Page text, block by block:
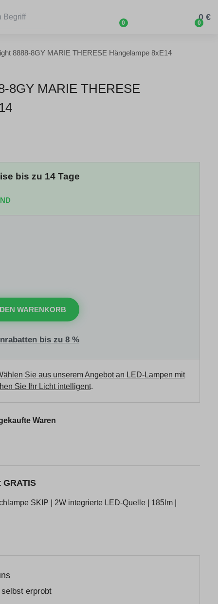
0 0
0 €
8888-8GY MARIE THERESE Hängelampe 8xE14
8GY MARIE THERESE
bis zu 14 Tage
WARENKORB
bis zu 8 %
Sie aus unserem Angebot an LED-Lampen mit
Sie Ihr Licht intelligent.
Waren
SKIP | 2W integrierte LED-Quelle | 185lm |
erprobt